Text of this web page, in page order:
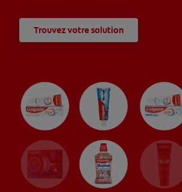
Trouvez votre solution